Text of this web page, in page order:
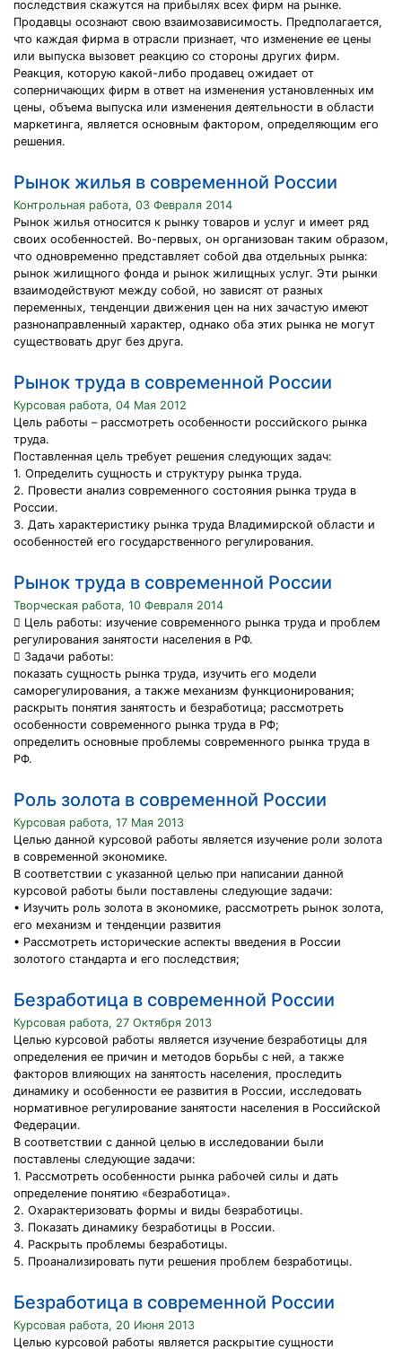
последствия скажутся на прибылях всех фирм на рынке.
Продавцы осознают свою взаимозависимость. Предполагается,
что каждая фирма в отрасли признает, что изменение ее цены
или выпуска вызовет реакцию со стороны других фирм.
Реакция, которую какой-либо продавец ожидает от
соперничающих фирм в ответ на изменения установленных им
цены, объема выпуска или изменения деятельности в области
маркетинга, является основным фактором, определяющим его
решения.
Рынок жилья в современной России
Контрольная работа, 03 Февраля 2014
Рынок жилья относится к рынку товаров и услуг и имеет ряд
своих особенностей. Во-первых, он организован таким образом,
что одновременно представляет собой два отдельных рынка:
рынок жилищного фонда и рынок жилищных услуг. Эти рынки
взаимодействуют между собой, но зависят от разных
переменных, тенденции движения цен на них зачастую имеют
разнонаправленный характер, однако оба этих рынка не могут
существовать друг без друга.
Рынок труда в современной России
Курсовая работа, 04 Мая 2012
Цель работы – рассмотреть особенности российского рынка
труда.
Поставленная цель требует решения следующих задач:
1. Определить сущность и структуру рынка труда.
2. Провести анализ современного состояния рынка труда в
России.
3. Дать характеристику рынка труда Владимирской области и
особенностей его государственного регулирования.
Рынок труда в современной России
Творческая работа, 10 Февраля 2014
 Цель работы: изучение современного рынка труда и проблем
регулирования занятости населения в РФ.
 Задачи работы:
показать сущность рынка труда, изучить его модели
саморегулирования, а также механизм функционирования;
раскрыть понятия занятость и безработица; рассмотреть
особенности современного рынка труда в РФ;
определить основные проблемы современного рынка труда в
РФ.
Роль золота в современной России
Курсовая работа, 17 Мая 2013
Целью данной курсовой работы является изучение роли золота
в современной экономике.
В соответствии с указанной целью при написании данной
курсовой работы были поставлены следующие задачи:
• Изучить роль золота в экономике, рассмотреть рынок золота,
его механизм и тенденции развития
• Рассмотреть исторические аспекты введения в России
золотого стандарта и его последствия;
Безработица в современной России
Курсовая работа, 27 Октября 2013
Целью курсовой работы является изучение безработицы для
определения ее причин и методов борьбы с ней, а также
факторов влияющих на занятость населения, проследить
динамику и особенности ее развития в России, исследовать
нормативное регулирование занятости населения в Российской
Федерации.
В соответствии с данной целью в исследовании были
поставлены следующие задачи:
1. Рассмотреть особенности рынка рабочей силы и дать
определение понятию «безработица».
2. Охарактеризовать формы и виды безработицы.
3. Показать динамику безработицы в России.
4. Раскрыть проблемы безработицы.
5. Проанализировать пути решения проблем безработицы.
Безработица в современной России
Курсовая работа, 20 Июня 2013
Целью курсовой работы является раскрытие сущности